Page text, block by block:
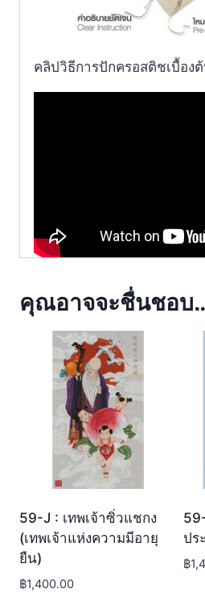
คลิปวิธีการปักครอสติชเบื้อง
คุณอาจจะชื่นชอบ
59-J : เทพเจ้าซิ่วแชกง
(เทพเจ้าแห่งความมีอายุ
ยืน)
฿1,400.00
ปร
฿